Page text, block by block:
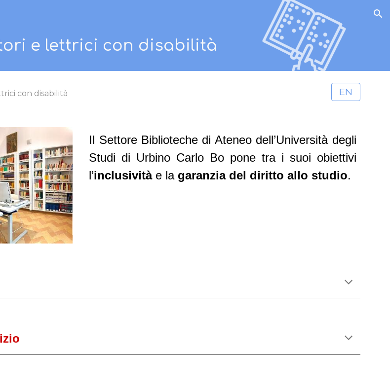
e lettrici con disabilità
con disabilità EN
Il Settore Biblioteche di Ateneo dell’Università degli
Studi di Urbino Carlo Bo pone tra i suoi obiettivi
l’inclusivitàe la garanzia del diritto allo studio.